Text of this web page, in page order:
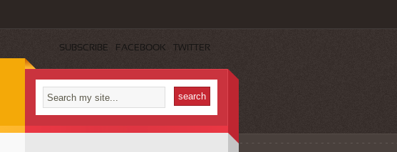
SUBSCRIBE FACEBOOK TWITTER